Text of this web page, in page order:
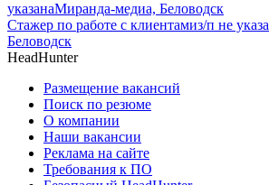
указанаМиранда-медиа, Беловодск
Стажер по работе с клиентамиз/п не
Беловодск
HeadHunter
Размещение вакансий
Поиск по резюме
О компании
Наши вакансии
Реклама на сайте
Требования к ПО